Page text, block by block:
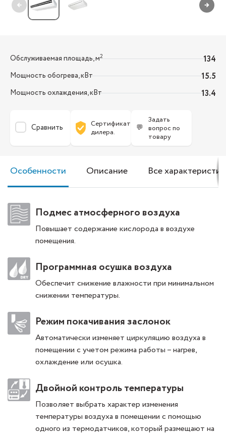
← →
Обслуживаемая площадь, м2 134
Мощность обогрева, кВт 15.5
Мощность охлаждения, кВт 13.4
Сравнить
Сертификат
дилера.
💬
Задать
вопрос по
товару
Особенности Описание Все
Подмес атмосферного воздуха
Повышает содержание кислорода в воздухе
помещения.
Программная осушка воздуха
Обеспечит снижение влажности при минимальном
снижении температуры.
Режим покачивания заслонок
Автоматически изменяет циркуляцию воздуха в
помещении с учетом режима работы – нагрев,
охлаждение или осушка.
Двойной контроль температуры
Позволяет выбрать характер изменения
температуры воздуха в помещении с помощью
одного из термодатчиков, который размещают на